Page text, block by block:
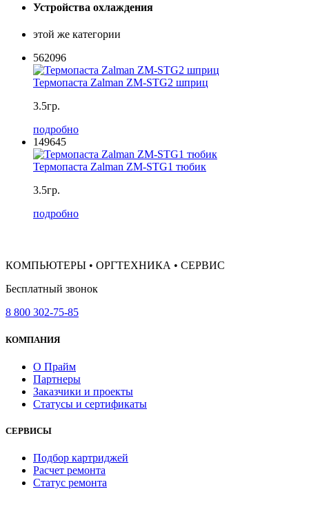
Устройства охлаждения
этой же категории
562096
Термопаста Zalman ZM-STG2 шприц
3.5гр.
подробно
149645
Термопаста Zalman ZM-STG1 тюбик
3.5гр.
подробно
КОМПЬЮТЕРЫ • ОРГТЕХНИКА • СЕРВИС
Бесплатный звонок
8 800 302-75-85
КОМПАНИЯ
О Прайм
Партнеры
Заказчики и проекты
Статусы и сертификаты
СЕРВИСЫ
Подбор картриджей
Расчет ремонта
Статус ремонта